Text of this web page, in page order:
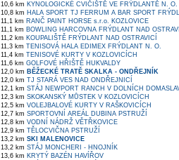
10,6 km KYNOLOGICKÉ CVIČIŠTĚ VE FRÝDLANTĚ N. O.
10,8 km HALA SPORT TJ FERRUM A BAR SPORT
11,1 km RANČ PAINT HORSE s.r.o. KOZLOVICE
11,1 km BOWLING HARCOVNA FRÝDLANT NAD
11,2 km KOUPALIŠTĚ FRÝDLANT NAD OSTRAVICÍ
11,3 km TENISOVÁ HALA EDIMEX FRÝDLANT N. O.
11,4 km TENISOVÉ KURTY V KOZLOVICÍCH
11,6 km GOLFOVÉ HŘIŠTĚ HUKVALDY
12,0 km BĚŽECKÉ TRATĚ SKALKA - ONDŘEJNÍK
12,0 km TJ STARÁ VES NAD ONDŘEJNICÍ
12,1 km STÁJ NEWPORT RANCH V DOLNÍCH
12,3 km SKOKANSKÝ MŮSTEK V KOZLOVICÍCH
12,5 km VOLEJBALOVÉ KURTY V RAŠKOVICÍCH
12,7 km SPORTOVNÍ AREÁL DUBINA PSTRUŽÍ
12,8 km VODNÍ NÁDRŽ VĚTŘKOVICE
12,9 km TĚLOCVIČNA PSTRUŽÍ
13,2 km SKI MALENOVICE
13,2 km STÁJ MONCHERI - HNOJNÍK
13,6 km KRYTÝ BAZÉN HAVÍŘOV